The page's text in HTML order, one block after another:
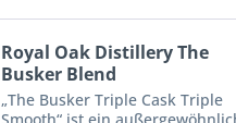
Royal Oak Distillery The
Busker Blend
„The Busker Triple Cask Triple